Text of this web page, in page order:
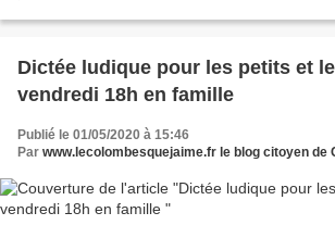
Dictée ludique pour les petits et
vendredi 18h en famille
Publié le 01/05/2020 à 15:46
Par www.lecolombesquejaime.fr le blog citoyen de